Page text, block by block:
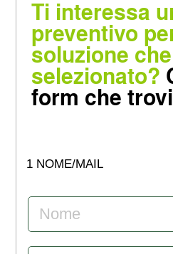
Ti interessa
preventivo
soluzione
selezionato?
form che
1 NOME/MAIL